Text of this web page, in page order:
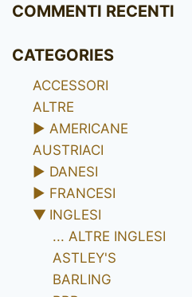
COMMENTI RECENTI
CATEGORIES
ACCESSORI
ALTRE
► AMERICANE
AUSTRIACI
► DANESI
► FRANCESI
▼ INGLESI
... ALTRE INGLESI
ASTLEY'S
BARLING